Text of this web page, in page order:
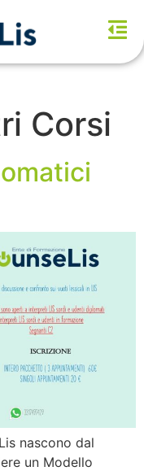
Corsi
nascono dal
un Modello